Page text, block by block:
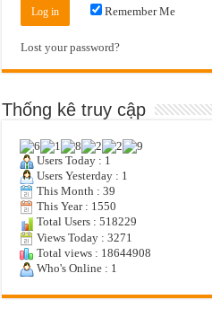
Remember Me
Lost your password?
Thống kê truy cập
Users Today : 1
Users Yesterday : 1
This Month : 39
This Year : 1550
Total Users : 518229
Views Today : 3271
Total views : 18644908
Who's Online : 1